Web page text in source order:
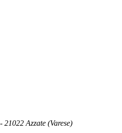
21022 Azzate (Varese)